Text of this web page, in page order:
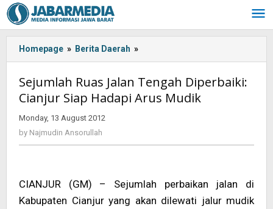
Skip
to
content
Homepage » Berita Daerah »
-:IN-
>Sejumlah
Ruas
Arus
Mudik<!-
Sejumlah Ruas Jalan Tengah Diperbaiki:
Cianjur Siap Hadapi Arus Mudik
Monday, 13 August 2012
by Najmudin Ansorullah
CIANJUR (GM) – Sejumlah perbaikan jalan di
Kabupaten Cianjur yang akan dilewati jalur mudik